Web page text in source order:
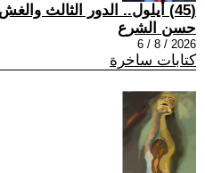
(45) أيلول.. الدور الثالث والغش العلني
حسن الشرع
2026 / 8 / 6
كتابات ساخرة